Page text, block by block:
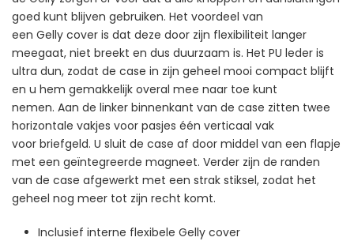
goed kunt blijven gebruiken. Het voordeel van
een Gelly cover is dat deze door zijn flexibiliteit langer
meegaat, niet breekt en dus duurzaam is. Het PU leder is
ultra dun, zodat de case in zijn geheel mooi compact blijft
en u hem gemakkelijk overal mee naar toe kunt
nemen. Aan de linker binnenkant van de case zitten twee
horizontale vakjes voor pasjes één verticaal vak
voor briefgeld. U sluit de case af door middel van een flapje
met een geïntegreerde magneet. Verder zijn de randen
van de case afgewerkt met een strak stiksel, zodat het
geheel nog meer tot zijn recht komt.
Inclusief interne flexibele Gelly cover